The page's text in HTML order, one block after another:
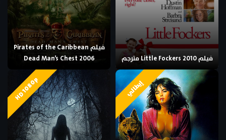
فيلم Little Fockers 2010 مترجم
فيلم Pirates of the Caribbean
Dead Man’s Chest 2006
إيطالي HD 1080p